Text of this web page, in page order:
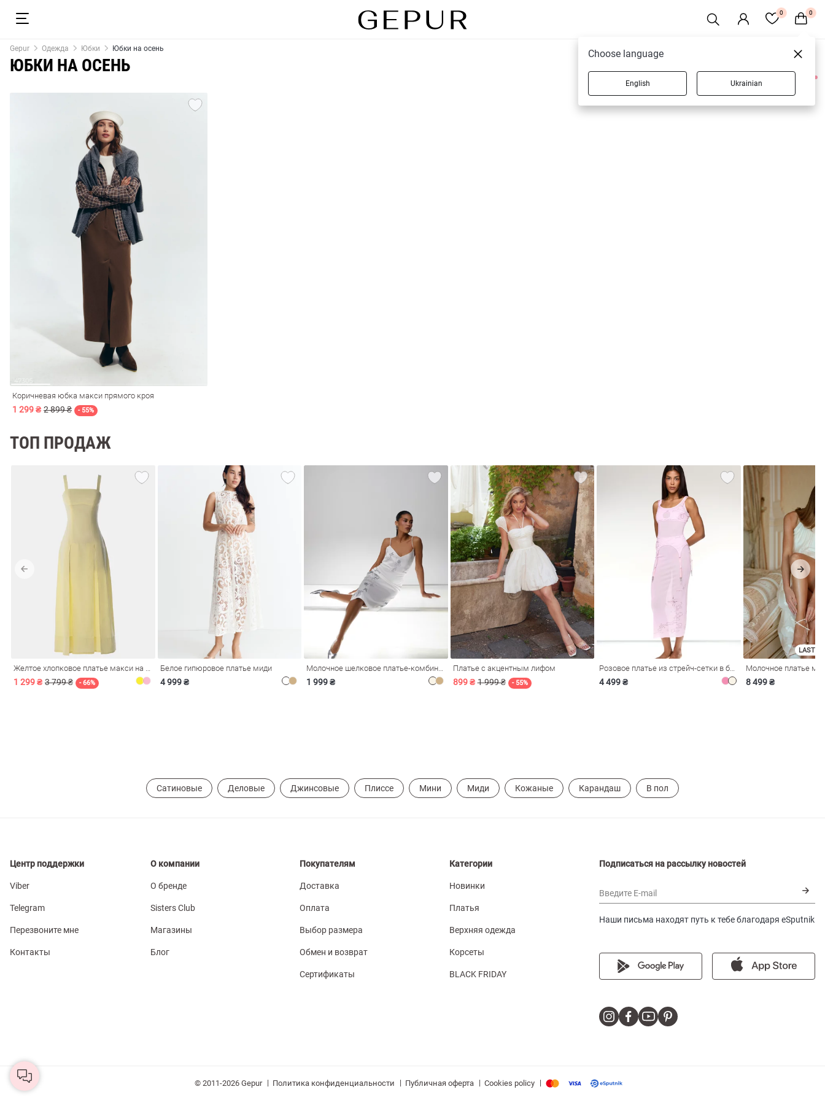
0 0
Сарафаны
Gepur Одежда Юбки Юбки на осень
ЮБКИ НА ОСЕНЬ
1 товаров
Коричневая юбка макси прямого кроя
1 299 ₴ 2 899 ₴ - 55%
ТОП ПРОДАЖ
1 299 ₴ 3 799 ₴ - 66%
Белое гипюровое платье миди
4 999 ₴ 1 999 ₴
Платье с акцентным лифом
899 ₴ 1 999 ₴ - 55% 4 499 ₴
LAST
8 499 ₴
Сатиновые Деловые Джинсовые Плиссе Мини Миди Кожаные Карандаш В пол
Центр поддержки
Viber
Telegram
Перезвоните мне
Контакты
О компании
О бренде
Sisters Club
Магазины
Блог
Покупателям
Доставка
Оплата
Выбор размера
Обмен и возврат
Сертификаты
Категории
Новинки
Платья
Верхняя одежда
Корсеты
BLACK FRIDAY
Подписаться на рассылку новостей
Введите E-mail
Наши письма находят путь к тебе благодаря eSputnik
© 2011-2026 Gepur | Политика конфиденциальности | Публичная оферта | Cookies policy |
Choose language
English Ukrainian